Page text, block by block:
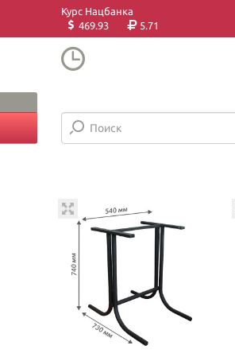
Курс Нацбанка
469.93
5.71